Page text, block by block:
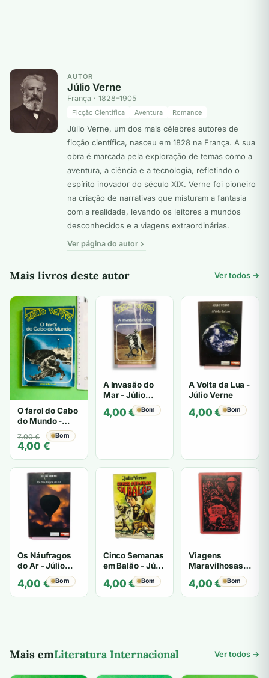
AUTOR
Júlio Verne
França · 1828–1905
Ficção Científica Aventura Romance
Júlio Verne, um dos mais célebres autores de
ficção científica, nasceu em 1828 na França. A sua
obra é marcada pela exploração de temas como a
aventura, a ciência e a tecnologia, refletindo o
espírito inovador do século XIX. Verne foi pioneiro
na criação de narrativas que misturam a fantasia
com a realidade, levando os leitores a mundos
desconhecidos e a viagens extraordinárias.
Ver página do autor
Mais livros deste autor Ver todos →
O farol do Cabo
do Mundo -
Júlio Verne
7,00€
O
preço
original
era:
7,00 €.
4,00 €
O
preço
atual
é:
4,00 €.
Bom
A Invasão do
Mar - Júlio
4,00€ Bom
A Volta da Lua -
Júlio Verne
4,00€ Bom
Os Náufragos
do Ar - Júlio
4,00 € Bom
Cinco Semanas
em Balão - Júlio
4,00€ Bom
Viagens
Maravilhosas -
Júlio Verne
4,00€ Bom
Mais emLiteratura Internacional Ver todos →